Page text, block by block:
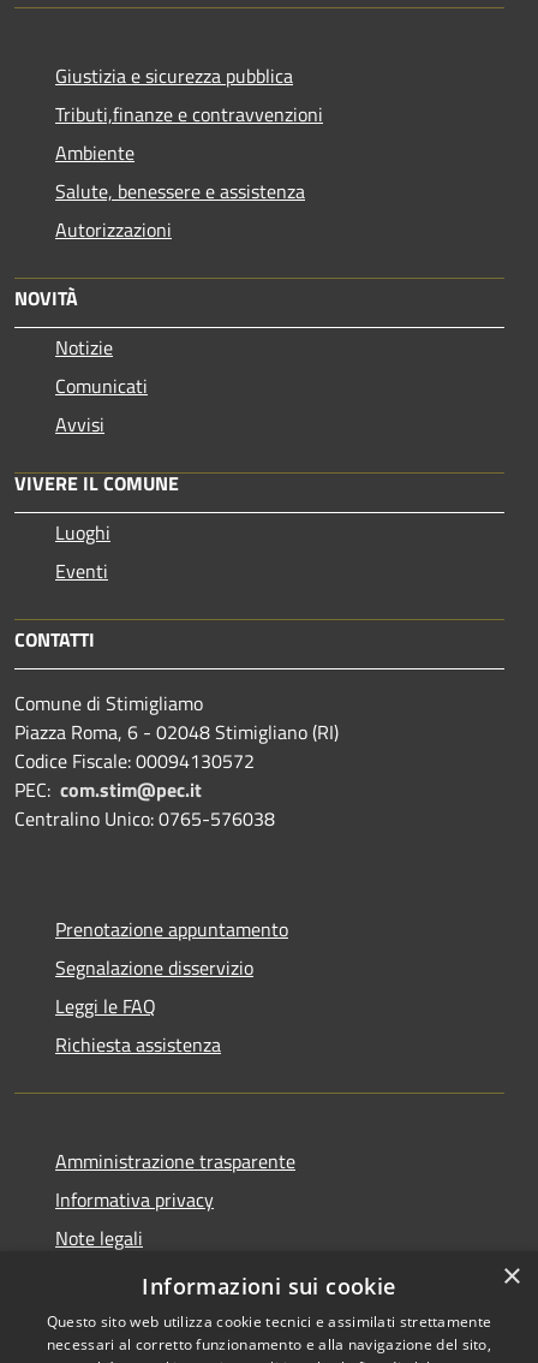
Giustizia e sicurezza pubblica
Tributi,finanze e contravvenzioni
Ambiente
Salute, benessere e assistenza
Autorizzazioni
NOVITÀ
Notizie
Comunicati
Avvisi
VIVERE IL COMUNE
Luoghi
Eventi
CONTATTI
Comune di Stimigliamo
Piazza Roma, 6 - 02048 Stimigliano (RI)
Codice Fiscale: 00094130572
PEC: com.stim@pec.it
Centralino Unico: 0765-576038
Prenotazione appuntamento
Segnalazione disservizio
Leggi le FAQ
Richiesta assistenza
Amministrazione trasparente
Informativa privacy
Note legali
Dichiarazione di accessibilità
×
Informazioni sui cookie
Questo sito web utilizza cookie tecnici e assimilati strettamente
necessari al corretto funzionamento e alla navigazione del sito,